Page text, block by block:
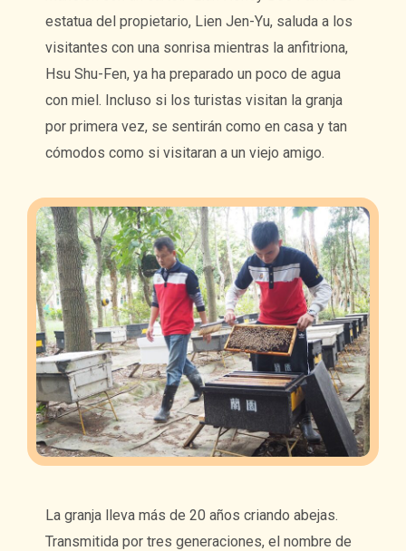
estatua del propietario, Lien Jen-Yu, saluda a los
visitantes con una sonrisa mientras la anfitriona,
Hsu Shu-Fen, ya ha preparado un poco de agua
con miel. Incluso si los turistas visitan la granja
por primera vez, se sentirán como en casa y tan
cómodos como si visitaran a un viejo amigo.
La granja lleva más de 20 años criando abejas.
Transmitida por tres generaciones, el nombre de